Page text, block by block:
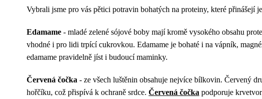
Vybrali jsme pro vás pětici potravin bohatých na proteiny, které přinášejí
Edamame - mladé zelené sójové boby mají kromě vysokého obsahu
vhodné i pro lidi trpící cukrovkou. Edamame je bohaté i na vápník,
edamame pravidelně jíst i budoucí maminky.
Červená čočka - ze všech luštěnin obsahuje nejvíce bílkovin. Červený
hořčíku, což přispívá k ochraně srdce. Červená čočka podporuje